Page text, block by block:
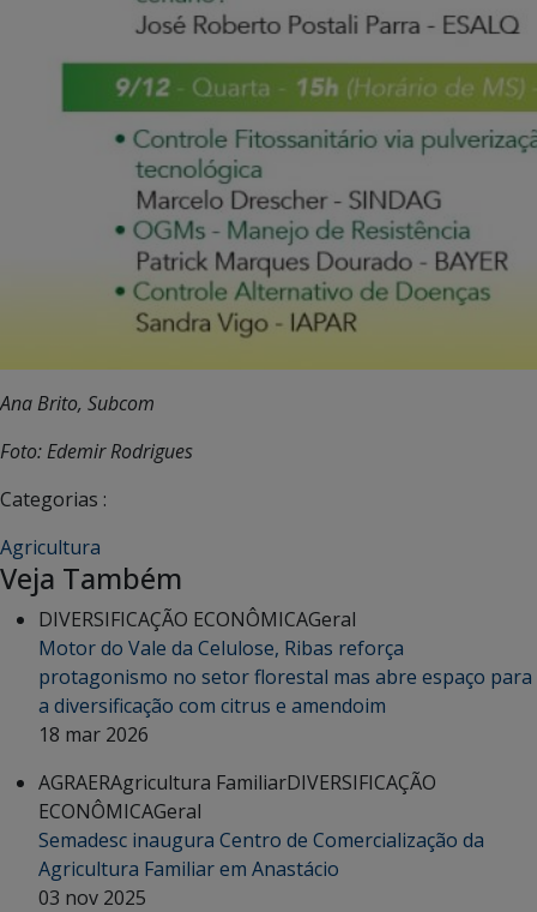
Ana Brito, Subcom
Foto: Edemir Rodrigues
Categorias :
Agricultura
Veja Também
DIVERSIFICAÇÃO ECONÔMICAGeral
Motor do Vale da Celulose, Ribas reforça
protagonismo no setor florestal mas abre espaço para
a diversificação com citrus e amendoim
18 mar 2026
AGRAERAgricultura FamiliarDIVERSIFICAÇÃO
ECONÔMICAGeral
Semadesc inaugura Centro de Comercialização da
Agricultura Familiar em Anastácio
03 nov 2025